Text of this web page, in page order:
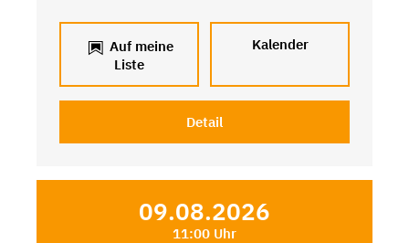
Auf meine
Liste
Kalender
Detail
09.08.2026
11:00 Uhr